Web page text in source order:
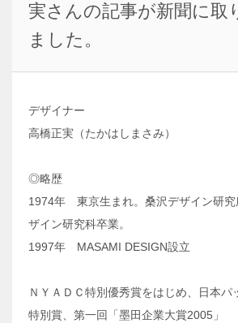
実さんの記事が新聞に取
ました。
デザイナー
高橋正実（たかはしまさみ）
◎略歴
1974年 東京生まれ。桑沢デザイン研究
ザイン研究科卒業。
1997年 MASAMI DESIGN設立
ＮＹＡＤＣ特別優秀賞をはじめ、日本パ
特別賞、第一回「墨田企業大賞2005」